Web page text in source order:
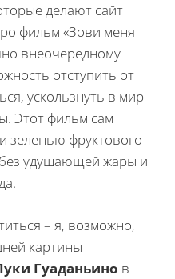
делают сайт
фильм «Зови меня
внеочередному
отступить от
ускользнуть в мир
Этот фильм сам
зеленью фруктового
удушающей жары и
– я, возможно,
картины
Гуаданьино в